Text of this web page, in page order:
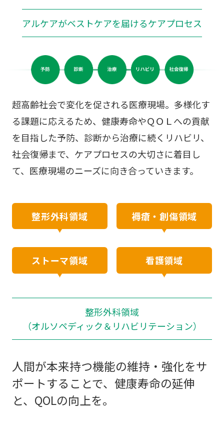
アルケアがベストケアを届けるケアプロセス
超高齢社会で変化を促される医療現場。多様化す
る課題に応えるため、健康寿命やＱＯＬへの貢献
を目指した予防、診断から治療に続くリハビリ、
社会復帰まで、ケアプロセスの大切さに着目し
て、医療現場のニーズに向き合っていきます。
整形外科領域 褥瘡・創傷領域
ストーマ領域 看護領域
整形外科領域
（オルソペディック＆リハビリテーション）
人間が本来持つ機能の維持・強化をサ
ポートすることで、 健康寿命の延伸
と、QOLの向上を。
仕事のスタイル
社員インタビュー
人事座談会
カルチャー
募集要項
よくある質問